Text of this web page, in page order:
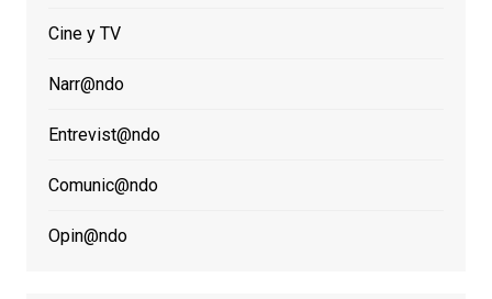
Cine y TV
Narr@ndo
Entrevist@ndo
Comunic@ndo
Opin@ndo